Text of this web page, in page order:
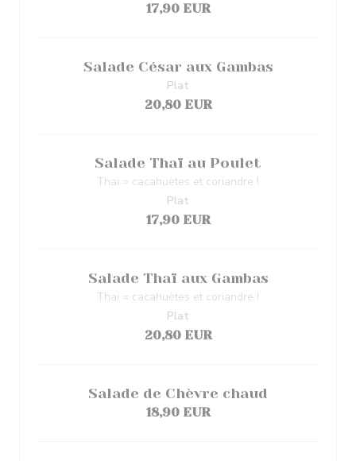
17,90 EUR
Salade César aux Gambas
20,80 EUR
Plat
Salade Thaï au Poulet
Thaï = cacahuètes et coriandre !
17,90 EUR
Plat
Salade Thaï aux Gambas
Thaï = cacahuètes et coriandre !
20,80 EUR
Plat
Salade de Chèvre chaud
18,90 EUR